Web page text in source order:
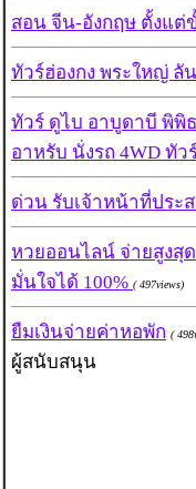
สอน จีน-อังกฤษ ตั้งแต่
ทัวร์ฮ่องกง พระใหญ่ ลั
ทัวร์ ดูไบ อาบูดาบี พิพิ
อาหรับ นั่งรถ 4WD ทัว
ด่วน รับเจ้าหน้าที่ประ
หวยออนไลน์ จ่ายสูงสุ
มั่นใจได้ 100% ( 497views)
ยืมเงินจ่ายค่าหอพัก (
ผู้สนับสนุน